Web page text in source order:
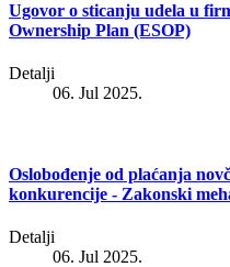
Ugovor o sticanju udela u
Ownership Plan (ESOP)
Detalji
06. Jul 2025.
Oslobođenje od plaćanja
konkurencije - Zakonski
Detalji
06. Jul 2025.